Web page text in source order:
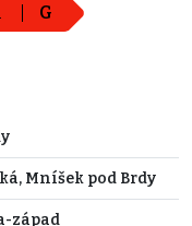
G
Mníšek pod Brdy
západ